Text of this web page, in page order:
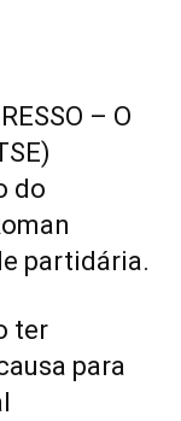
– O
do
partidária.
ter
para